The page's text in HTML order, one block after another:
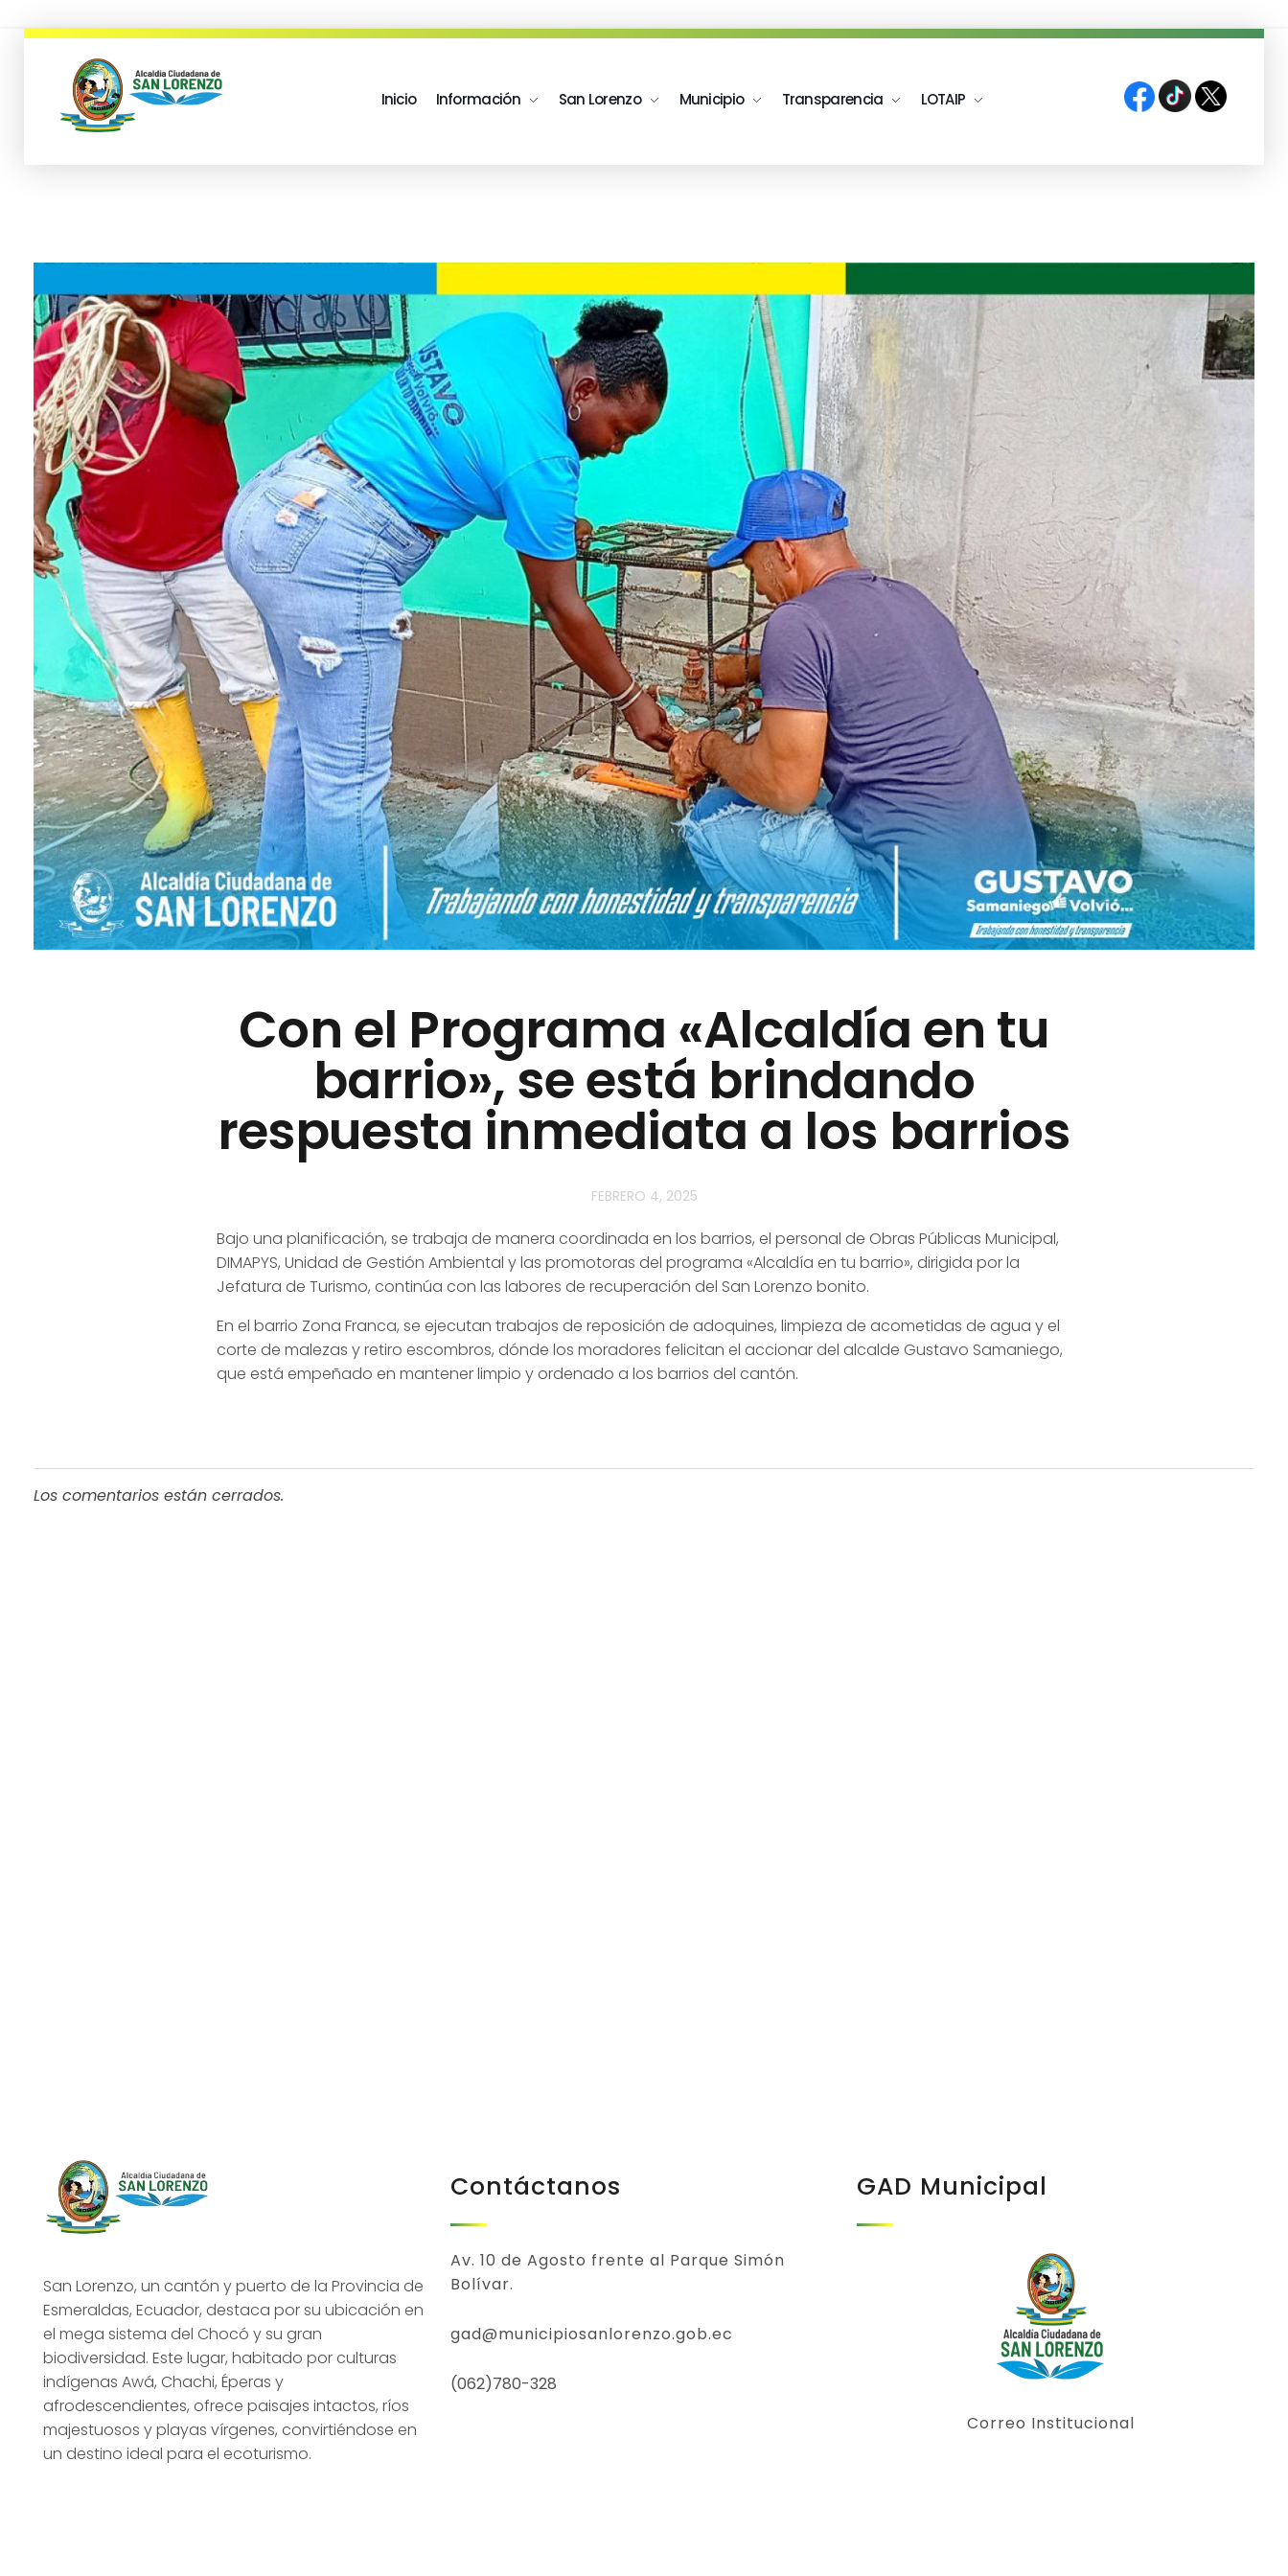
Inicio Información San Lorenzo Municipio Transparencia LOTAIP
Con el Programa «Alcaldía en tu
barrio», se está brindando
respuesta inmediata a los barrios
FEBRERO 4, 2025
Bajo una planificación, se trabaja de manera coordinada en los barrios, el personal de Obras Públicas Municipal,
DIMAPYS, Unidad de Gestión Ambiental y las promotoras del programa «Alcaldía en tu barrio», dirigida por la
Jefatura de Turismo, continúa con las labores de recuperación del San Lorenzo bonito.
En el barrio Zona Franca, se ejecutan trabajos de reposición de adoquines,limpieza de acometidas de agua y el
corte de malezas y retiro escombros, dónde los moradores felicitan el accionar del alcalde Gustavo Samaniego,
que está empeñado en mantener limpio y ordenado a los barrios del cantón.
Los comentarios están cerrados.
San Lorenzo, un cantón y puerto de la Provincia de
Esmeraldas, Ecuador, destaca por su ubicación en
el mega sistema del Chocó y su gran
biodiversidad. Este lugar, habitado por culturas
indígenas Awá, Chachi, Éperas y
afrodescendientes, ofrece paisajes intactos, ríos
majestuosos y playas vírgenes, convirtiéndose en
un destino ideal para el ecoturismo.
Contáctanos
Av. 10 de Agosto frente al Parque Simón
Bolívar.
gad@municipiosanlorenzo.gob.ec
(062)780-328
GAD Municipal
Correo Institucional